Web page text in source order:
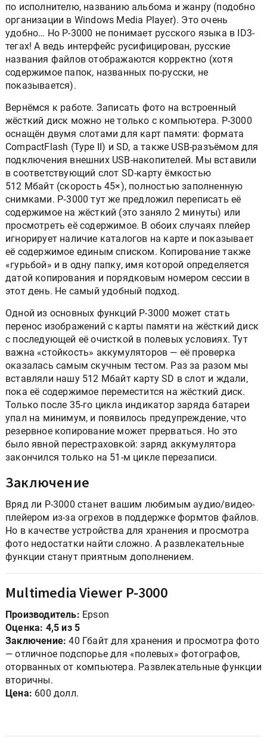
по исполнителю, названию альбома и жанру (подобно
организации в Windows Media Player). Это очень
удобно… Но P-3000 не понимает русского языка в ID3-
тегах! А ведь интерфейс русифицирован, русские
названия файлов отображаются корректно (хотя
содержимое папок, названных по-русски, не
показывается).
Вернёмся к работе. Записать фото на встроенный
жёсткий диск можно не только с компьютера. P-3000
оснащён двумя слотами для карт памяти: формата
CompactFlash (Type II) и SD, а также USB-разъёмом для
подключения внешних USB-накопителей. Мы вставили
в соответствующий слот SD-карту ёмкостью
512 Мбайт (скорость 45×), полностью заполненную
снимками. P‑3000 тут же предложил переписать её
содержимое на жёсткий (это заняло 2 минуты) или
просмотреть её содержимое. В обоих случаях плейер
игнорирует наличие каталогов на карте и показывает
её содержимое единым списком. Копирование также
«гурьбой» и в одну папку, имя которой определяется
датой копирования и порядковым номером сессии в
этот день. Не самый удобный подход.
Одной из основных функций P-3000 может стать
перенос изображений с карты памяти на жёсткий диск
с последующей её очисткой в полевых условиях. Тут
важна «стойкость» аккумуляторов — её проверка
оказалась самым скучным тестом. Раз за разом мы
вставляли нашу 512 Мбайт карту SD в слот и ждали,
пока её содержимое переместится на жёсткий диск.
Только после 35-го цикла индикатор заряда батареи
упал на минимум, и появилось предупреждение, что
резервное копирование может прерваться. Но это
было явной перестраховкой: заряд аккумулятора
закончился только на 51-м цикле перезаписи.
Заключение
Вряд ли P-3000 станет вашим любимым аудио/видео-
плейером из-за огрехов в поддержке формтов файлов.
Но в качестве устройства для хранения и просмотра
фото недостатки найти сложно. А развлекательные
функции станут приятным дополнением.
Multimedia Viewer P-3000
Производитель: Epson
Оценка: 4,5 из 5
Заключение: 40 Гбайт для хранения и просмотра фото
— отличное подспорье для «полевых» фотографов,
оторванных от компьютера. Развлекательные функции
вторичны.
Цена: 600 долл.